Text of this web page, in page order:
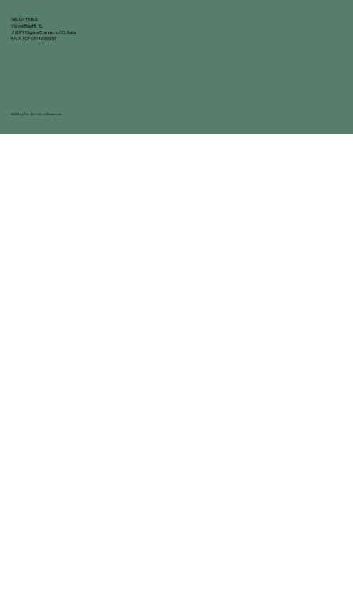
GELNAT SRLS
Via dei Baietti, 16,
22077 Olgiate Comasco CO, Italia
P.IVA / CF 03980310134
2024 by No Borders Business